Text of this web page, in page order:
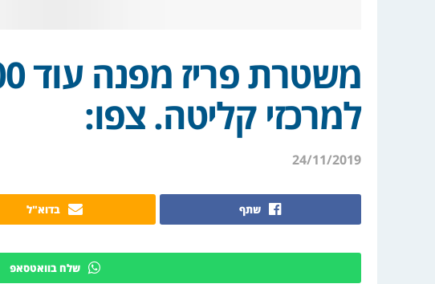
למרכזי קליטה. צפו:
24/11/2019
שתף בדוא"ל
שלח בוואטסאפ